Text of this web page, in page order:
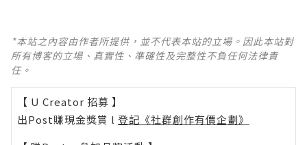
*本站之內容由作者所提供，並不代表本站的立場。因此本站對
所有博客的立場、真實性、準確性及完整性不負任何法律責
任。
【 U Creator 招募 】
出Post賺現金獎賞 l 登記《社群創作有價企劃》